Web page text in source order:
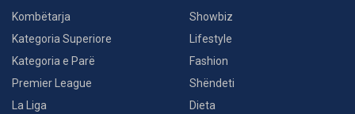
Kombëtarja
Kategoria Superiore
Kategoria e Parë
Premier League
La Liga
Showbiz
Lifestyle
Fashion
Shëndeti
Dieta